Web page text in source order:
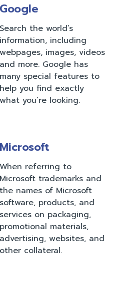
Google
Search the world’s
information, including
webpages, images, videos
and more. Google has
many special features to
help you find exactly
what you’re looking.
Microsoft
When referring to
Microsoft trademarks and
the names of Microsoft
software, products, and
services on packaging,
promotional materials,
advertising, websites, and
other collateral.